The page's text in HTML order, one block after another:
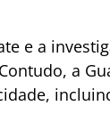
e a
a